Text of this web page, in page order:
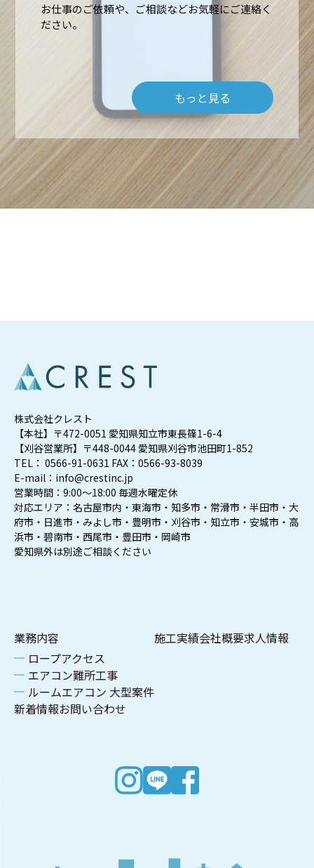
お仕事のご依頼や、ご相談などお気軽にご連絡く
ださい。
もっと見る
業務内容
ロープアクセス
エアコン難所工事
ルームエアコン 大型案件
施工実績会社概要求人情報
新着情報お問い合わせ
株式会社クレスト
【本社】〒472-0051 愛知県知立市東長篠1-6-4
【刈谷営業所】〒448-0044 愛知県刈谷市池田町1-852
TEL： 0566-91-0631 FAX：0566-93-8039
E-mail：info@crestinc.jp
営業時間：9:00～18:00 毎週水曜定休
対応エリア：名古屋市内・東海市・知多市・常滑市・半田市・大
府市・日進市・みよし市・豊明市・刈谷市・知立市・安城市・高
浜市・碧南市・西尾市・豊田市・岡崎市
愛知県外は別途ご相談ください